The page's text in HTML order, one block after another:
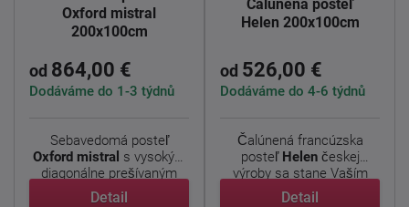
Oxford mistral
200x100cm
od 864,00 €
Dodáváme do 1-3 týdnů
Sebavedomá posteľ
Oxford mistral s vysokým
diagonálne prešívaným
čelom ...
Detail
Čalúnená posteľ
Helen 200x100cm
od 526,00 €
Dodáváme do 4-6 týdnů
Čalúnená francúzska
posteľ Helenčeskej
výroby sa stane Vaším
ideálnym ...
Detail